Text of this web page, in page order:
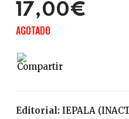
17,00€
AGOTADO
Editorial: IEPALA